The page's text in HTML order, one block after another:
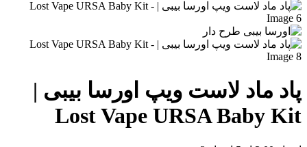
پاد ماد لاست ویپ اورسا بیبی |
Lost Vape URSA Baby Kit